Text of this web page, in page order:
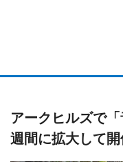
アークヒルズで
週間に拡大して